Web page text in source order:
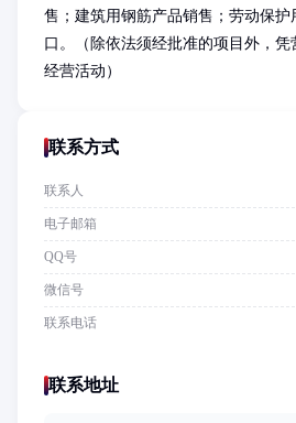
售；建筑用钢筋产品销售；劳动保护
口。（除依法须经批准的项目外，
经营活动）
联系方式
联系人
电子邮箱
QQ号
微信号
联系电话
联系地址